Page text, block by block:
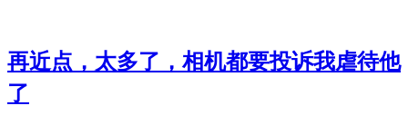
再近点，太多了，相机都要投诉我虐待他
了